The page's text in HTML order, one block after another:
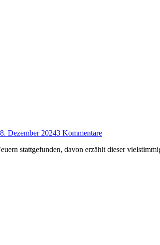
Dezember 20243 Kommentare
stattgefunden, davon erzählt dieser